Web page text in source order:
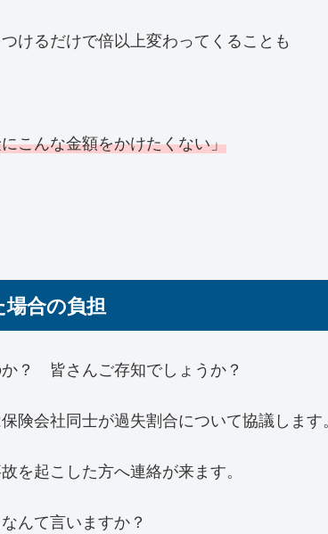
けるだけで倍以上変わってくることも
こんな金額をかけたくない」
合の負担
？ 皆さんご存知でしょうか？
険会社同士が過失割合について協議します。
を起こした方へ連絡が来ます。
んて言いますか？